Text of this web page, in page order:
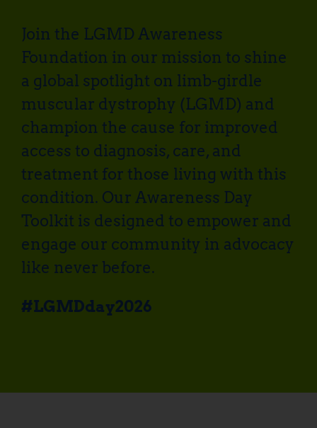
Join the LGMD Awareness
Foundation in our mission to shine
a global spotlight on limb-girdle
muscular dystrophy (LGMD) and
champion the cause for improved
access to diagnosis, care, and
treatment for those living with this
condition. Our Awareness Day
Toolkit is designed to empower and
engage our community in advocacy
like never before.
#LGMDday2026